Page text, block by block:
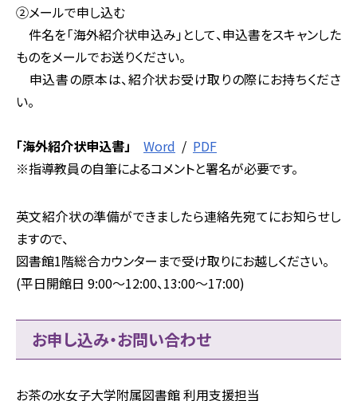
②メールで申し込む
件名を「海外紹介状申込み」として、申込書をスキャンした
ものをメールでお送りください。
申込書の原本は、紹介状お受け取りの際にお持ちくださ
い。
「海外紹介状申込書」 Word / PDF
※指導教員の自筆によるコメントと署名が必要です。
英文紹介状の準備ができましたら連絡先宛てにお知らせし
ますので、
図書館1階総合カウンターまで受け取りにお越しください。
(平日開館日 9:00～12:00、13:00～17:00)
お申し込み・お問い合わせ
お茶の水女子大学附属図書館 利用支援担当